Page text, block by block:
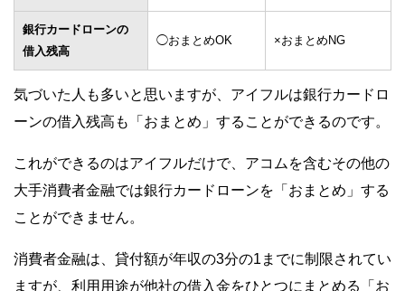
銀行カードローンの
借入残高
◯おまとめOK ×おまとめNG
気づいた人も多いと思いますが、アイフルは銀行カードロ
ーンの借入残高も「おまとめ」することができるのです。
これができるのはアイフルだけで、アコムを含むその他の
大手消費者金融では銀行カードローンを「おまとめ」する
ことができません。
消費者金融は、貸付額が年収の3分の1までに制限されてい
ますが、利用用途が他社の借入金をひとつにまとめる「お